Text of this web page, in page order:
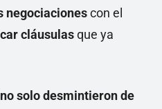
negociacionescon el
cláusulasque ya
no solo desmintieron de